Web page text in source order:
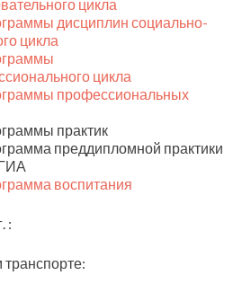
цикла
дисциплин социально-
цикла
цикла
профессиональных
практик
преддипломной практики
воспитания
: